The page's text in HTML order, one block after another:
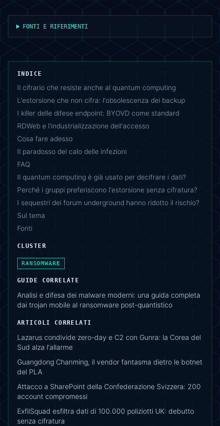
FONTI E RIFERIMENTI
INDICE
Il cifrario che resiste anche al quantum computing
L'estorsione che non cifra: l'obsolescenza dei backup
I killer delle difese endpoint: BYOVD come standard
RDWeb e l'industrializzazione dell'accesso
Cosa fare adesso
Il paradosso del calo delle infezioni
FAQ
Il quantum computing è già usato per decifrare i dati?
Perché i gruppi preferiscono l'estorsione senza cifratura?
I sequestri dei forum underground hanno ridotto il rischio?
Sul tema
Fonti
CLUSTER
RANSOMWARE
GUIDE CORRELATE
Analisi e difesa dei malware moderni: una guida completa
dai trojan mobile al ransomware post-quantistico
ARTICOLI CORRELATI
Lazarus condivide zero-day e C2 con Gunra: la Corea del
Sud alza l'allarme
Guangdong Chanming, il vendor fantasma dietro le botnet
del PLA
Attacco a SharePoint della Confederazione Svizzera: 200
account compromessi
ExfilSquad esfiltra dati di 100.000 poliziotti UK: debutto
senza cifratura